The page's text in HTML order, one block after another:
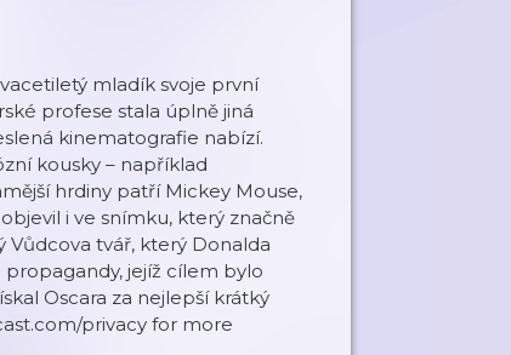
mladík svoje první
profese stala úplně jiná
kinematografie nabízí.
kousky – například
hrdiny patří Mickey Mouse,
i ve snímku, který značně
Vůdcova tvář, který Donalda
jejíž cílem bylo
Oscara za nejlepší krátký
privacy for more